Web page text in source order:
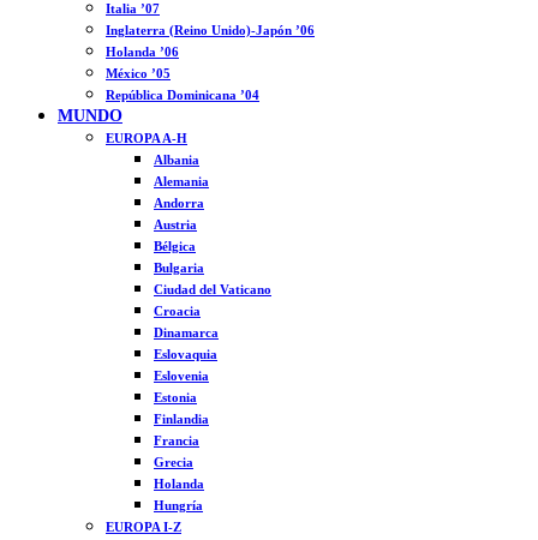
Italia ’07
Inglaterra (Reino Unido)-Japón ’06
Holanda ’06
México ’05
República Dominicana ’04
MUNDO
EUROPA A-H
Albania
Alemania
Andorra
Austria
Bélgica
Bulgaria
Ciudad del Vaticano
Croacia
Dinamarca
Eslovaquia
Eslovenia
Estonia
Finlandia
Francia
Grecia
Holanda
Hungría
EUROPA I-Z